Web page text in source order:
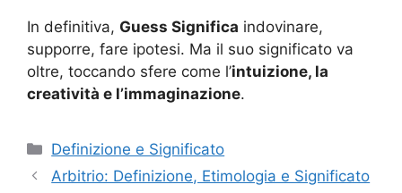
In definitiva, Guess Significa indovinare,
supporre, fare ipotesi. Ma il suo significato va
oltre, toccando sfere come l’intuizione, la
creatività e l’immaginazione.
Categorie
Definizione e Significato
Arbitrio: Definizione, Etimologia e Significato